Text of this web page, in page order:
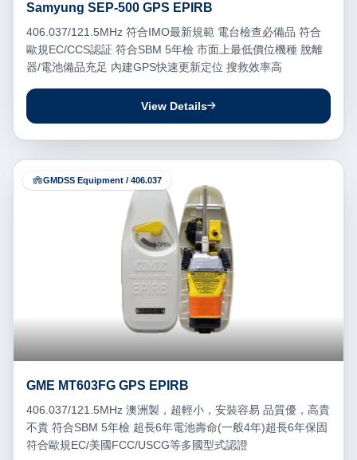
Samyung SEP-500 GPS EPIRB
406.037/121.5MHz 符合IMO最新規範 電台檢查必備品 符合
歐規EC/CCS認証 符合SBM 5年檢 市面上最低價位機種 脫離
器/電池備品充足 內建GPS快速更新定位 搜救效率高
View Details
GMDSS Equipment / 406.037
GME MT603FG GPS EPIRB
406.037/121.5MHz 澳洲製，超輕小，安裝容易 品質優，高貴
不貴 符合SBM 5年檢 超長6年電池壽命(一般4年)超長6年保固
符合歐規EC/美國FCC/USCG等多國型式認證